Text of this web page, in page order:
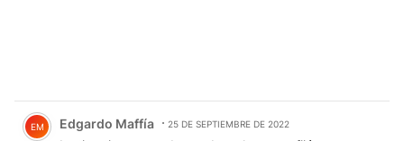
Comentario de Edgardo Maffía.
EM Edgardo Maffía 25 DE SEPTIEMBRE DE 2022